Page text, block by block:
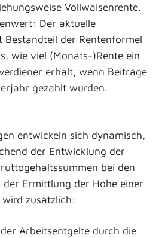
Vollwaisenrente.
Der aktuelle
Bestandteil der Rentenformel
wie viel (Monats-)Rente ein
erhält, wenn Beiträge
gezahlt wurden.
entwickeln sich dynamisch,
der Entwicklung der
bei den
Ermittlung der Höhe einer
zusätzlich:
Arbeitsentgelte durch die